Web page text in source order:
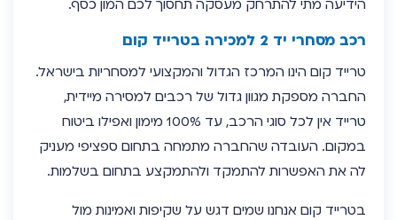
הידיעה מתי להתרחק מעסקה תחסוך לכם המון כסף.
רכב מסחרי יד 2 למכירה בטרייד קום
טרייד קום הינו המרכז הגדול והמקצועי למסחריות בישראל.
החברה מספקת מגוון גדול של רכבים למסירה מיידית,
טרייד אין לכל סוגי הרכב, עד 100% מימון ואפילו ביטוח
במקום. העובדה שהחברה מתמחה בתחום ספציפי מעניק
לה את האפשרות להתמקד ולהתמקצע בתחום בשלמות.
בטרייד קום אנחנו שמים דגש על שקיפות ואמינות מול